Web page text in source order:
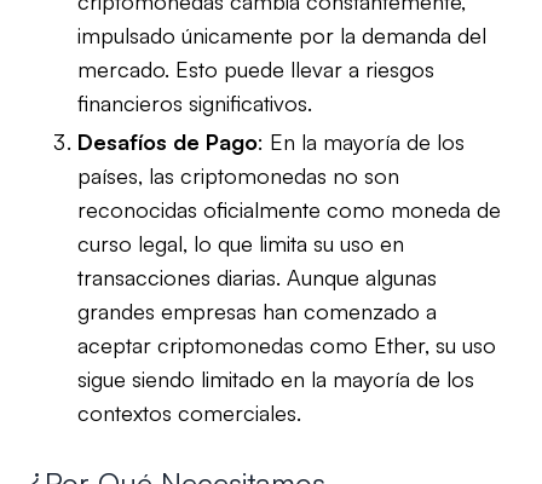
impulsado únicamente por la demanda del
mercado. Esto puede llevar a riesgos
financieros significativos.
Desafíos de Pago: En la mayoría de los
países, las criptomonedas no son
reconocidas oficialmente como moneda de
curso legal, lo que limita su uso en
transacciones diarias. Aunque algunas
grandes empresas han comenzado a
aceptar criptomonedas como Ether, su uso
sigue siendo limitado en la mayoría de los
contextos comerciales.